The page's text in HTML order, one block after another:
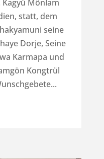
Kagyü Mönlam
statt, dem
seine
Dorje, Seine
Karmapa und
Kongtrül